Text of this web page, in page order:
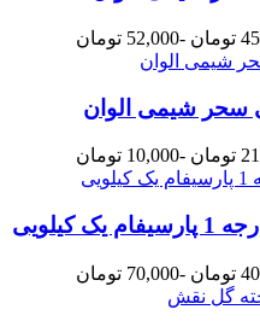
-52,000 تومان
سحر شیمی الوان
-10,000 تومان
-70,000 تومان